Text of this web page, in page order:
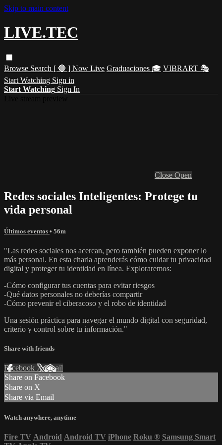
Skip to main content
LIVE.TEC
Browse Search [ 🔴 ] Now Live Graduaciones 🎓 VIBRART 🎭
Start Watching Sign in
Start Watching Sign In
Close Open
Redes sociales Inteligentes: Protege tu
vida personal
Últimos eventos • 56m
"Las redes sociales nos acercan, pero también pueden exponer lo
más personal. En esta charla aprenderás cómo cuidar tu privacidad
digital y proteger tu identidad en línea. Exploraremos:
-Cómo configurar tus cuentas para evitar riesgos
-Qué datos personales no deberías compartir
-Cómo prevenir el ciberacoso y el robo de identidad
Una sesión práctica para navegar el mundo digital con seguridad,
criterio y control sobre tu información."
Share with friends
Facebook XEmail
Share on Facebook
Share on X
Share via Email
Watch anywhere, anytime
Fire TV Android Android TV iPhone Roku ® Samsung Smart